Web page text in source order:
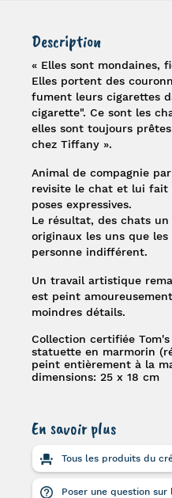
Description
« Elles sont mondaines,
Elles portent des
fument leurs cigarettes
cigarette". Ce sont les
elles sont toujours
chez Tiffany ».
Animal de compagnie
revisite le chat et lui fait
poses expressives.
Le résultat, des chats
originaux les uns que
personne indifférent.
Un travail artistique
est peint
moindres détails.
Collection certifiée Tom's
statuette en marmorin
peint entièrement à la
dimensions: 25 x 18 cm
En savoir plus
Tous les produits du
Poser une question